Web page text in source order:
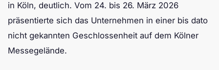
in Köln, deutlich. Vom 24. bis 26. März 2026
präsentierte sich das Unternehmen in einer bis dato
nicht gekannten Geschlossenheit auf dem Kölner
Messegelände.